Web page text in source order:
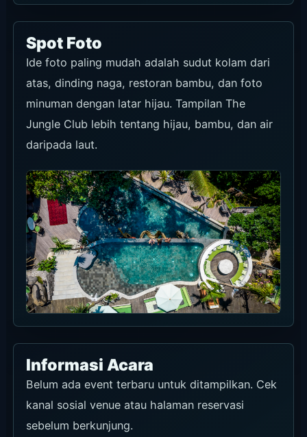
tamu), perbandingan setara menempatkan Klook
pertama: harga tampil Rp1.224.000 dengan
kredit F&B Rp1.500.000, tiket masuk, dan
pembatalan gratis hingga 24 jam. GetYourGuide
berikutnya Rp1.800.000 untuk empat tamu pada
tanggal sama, termasuk pajak/biaya, kredit yang
sama, dan tiket masuk. Booking langsung
mencantumkan minimum IDR2.000.000++.
Setelah membeli di Klook, amankan slot melalui
WhatsApp resmi; untuk setiap jalur, cek tanggal
berlaku, waktu penggunaan, total akhir, dan
belanja tambahan di layar booking.
Klook
Rekomendasi
★★★★★
tamu ditampilkan Rp1.224.000, termasuk kredit
F&B Rp1.500.000 dan tiket masuk. Nilai
efektifnya lebih baik daripada minimum resmi
IDR2.000.000++ dan tersedia pembatalan